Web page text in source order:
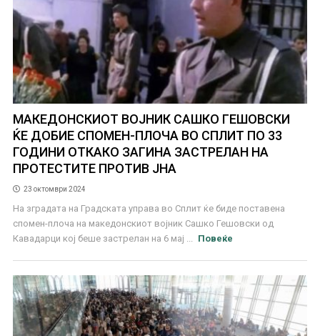
МАКЕДОНСКИОТ ВОЈНИК САШКО ГЕШОВСКИ
ЌЕ ДОБИЕ СПОМЕН-ПЛОЧА ВО СПЛИТ ПО 33
ГОДИНИ ОТКАКО ЗАГИНА ЗАСТРЕЛАН НА
ПРОТЕСТИТЕ ПРОТИВ ЈНА
23 октомври 2024
На зградата на Градската управа во Сплит ќе биде поставена
спомен-плоча на македонскиот војник Сашко Гешовски од
Кавадарци кој беше застрелан на 6 мај ...
Повеќе